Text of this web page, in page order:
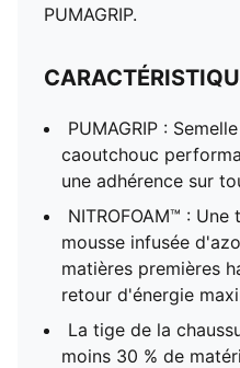
PUMAGRIP.
PUMAGRIP :
caoutchouc
une adhérence sur
NITROFOAM™ :
mousse infusée
matières premières
retour d'énergie
La tige de la
moins 30 % de